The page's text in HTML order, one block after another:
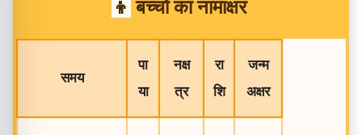
👦 बच्चों का नामाक्षर
समय
पा
या
नक्ष
त्र
रा
शि
जन्म
अक्षर